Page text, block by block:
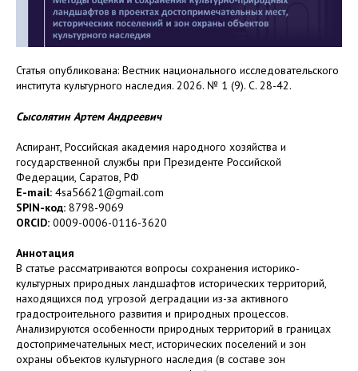
Статья опубликована: Вестник национального исследовательского
института культурного наследия. 2026. № 1 (9). С. 28-42.
Сысолятин Артем Андреевич
Аспирант, Российская академия народного хозяйства и
государственной службы при Президенте Российской
Федерации, Саратов, РФ
E-mail: 4sa56621@gmail.com
SPIN-код: 8798-9069
ORCID: 0009-0006-0116-3620
Аннотация
В статье рассматриваются вопросы сохранения историко-
культурных природных ландшафтов исторических территорий,
находящихся под угрозой деградации из-за активного
градостроительного развития и природных процессов.
Анализируются особенности природных территорий в границах
достопримечательных мест, исторических поселений и зон
охраны объектов культурного наследия (в составе зон